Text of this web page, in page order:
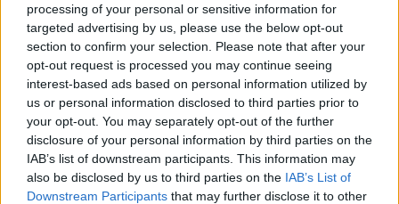
processing of your personal or sensitive information for
targeted advertising by us, please use the below opt-out
section to confirm your selection. Please note that after your
opt-out request is processed you may continue seeing
interest-based ads based on personal information utilized by
us or personal information disclosed to third parties prior to
your opt-out. You may separately opt-out of the further
disclosure of your personal information by third parties on the
IAB’s list of downstream participants. This information may
also be disclosed by us to third parties on the IAB’s List of
Downstream Participants that may further disclose it to other